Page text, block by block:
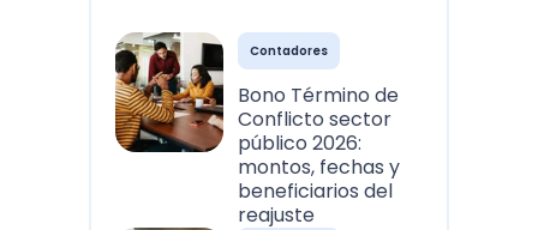
Contadores
Bono Término de
Conflicto sector
público 2026:
montos, fechas y
beneficiarios del
reajuste